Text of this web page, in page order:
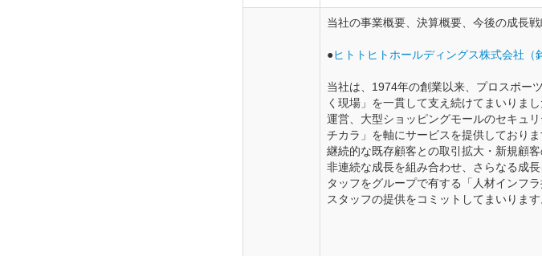
当社の事業概要、決算概要、今後の成長
●ヒトトヒトホールディングス株式会社（
当社は、1974年の創業以来、プロスポー
く現場」を一貫して支え続けてまいりま
運営、大型ショッピングモールのセキュ
チカラ」を軸にサービスを提供しておりま
継続的な既存顧客との取引拡大・新規顧
非連続な成長を組み合わせ、さらなる成
タッフをグループで有する「人材インフ
スタッフの提供をコミットしてまいります